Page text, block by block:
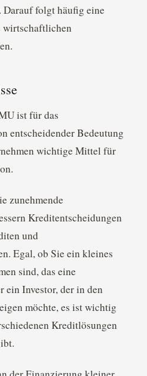
folgt häufig eine
wirtschaftlichen
ist für das
entscheidender Bedeutung
wichtige Mittel für
zunehmende
Kreditentscheidungen
und
Egal, ob Sie ein kleines
sind, das eine
ein Investor, der in den
möchte, es ist wichtig
Kreditlösungen